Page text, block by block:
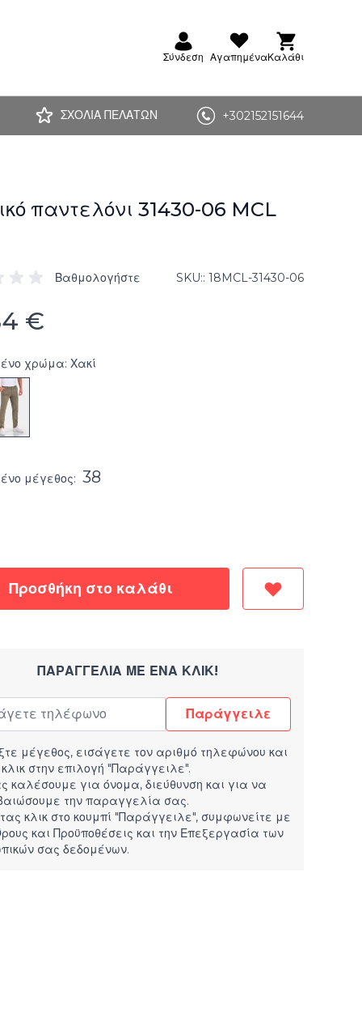
Σύνδεση ΑγαπημέναΚαλάθι
ΣΧΟΛΙΑ ΠΕΛΑΤΩΝ +302152151644
παντελόνι 31430-06 MCL
Βαθμολογήστε SKU: 18MCL-31430-06
€
χρώμα: Χακί
μέγεθος: 38
Προσθήκη στο καλάθι
ΠΑΡΑΓΓΕΛΊΑ ΜΕ ΈΝΑ ΚΛΙΚ!
Παράγγειλε
μέγεθος, εισάγετε τον αριθμό τηλεφώνου και
στην επιλογή "Παράγγειλε".
καλέσουμε για όνομα, διεύθυνση και για να
την παραγγελία σας.
κλικ στο κουμπί "Παράγγειλε", συμφωνείτε με
και Προϋποθέσεις και την Επεξεργασία των
σας δεδομένων.